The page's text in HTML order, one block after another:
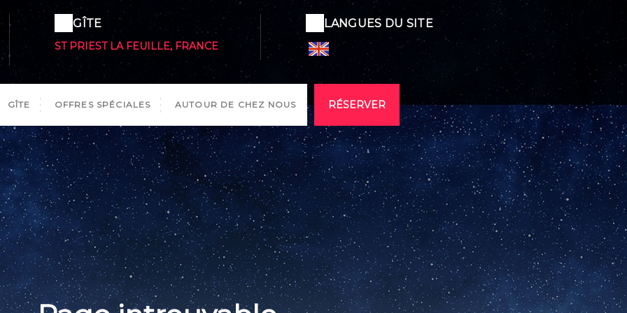
GÎTE
ST PRIEST LA FEUILLE, FRANCE
LANGUES DU SITE
GÎTE OFFRES SPÉCIALES AUTOUR DE CHEZ NOUS RÉSERVER